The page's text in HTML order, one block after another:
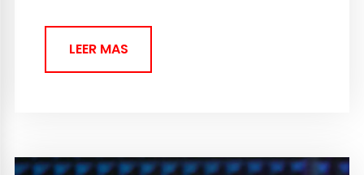
conexión. Tras haberlos probado...
LEER MAS